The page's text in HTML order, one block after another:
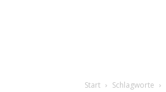
Start Schlagworte